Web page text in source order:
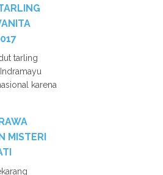
tarling
karena
MISTERI